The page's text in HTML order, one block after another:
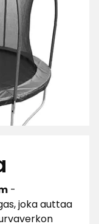
-
joka auttaa